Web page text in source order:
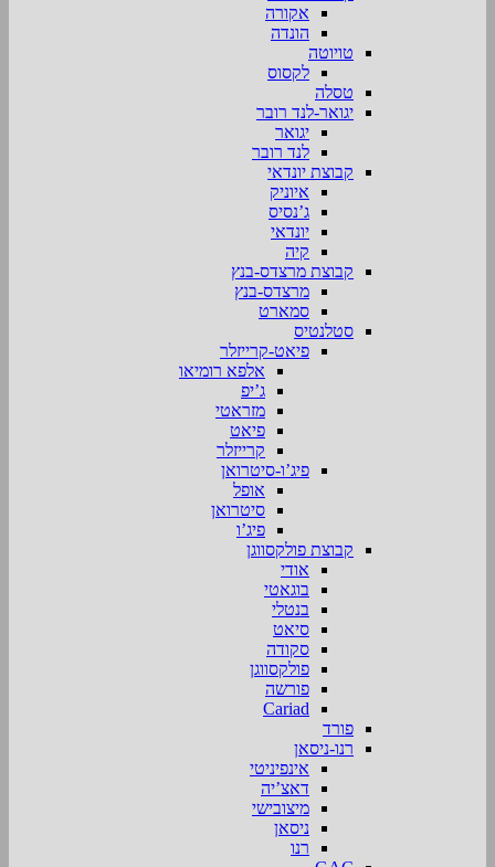
אקורה
הונדה
טויוטה
לקסוס
טסלה
יגואר-לנד רובר
יגואר
לנד רובר
קבוצת יונדאי
איוניק
ג’נסיס
יונדאי
קיה
קבוצת מרצדס-בנץ
מרצדס-בנץ
סמארט
סטלנטיס
פיאט-קרייזלר
אלפא רומיאו
ג’יפ
מזראטי
פיאט
קרייזלר
פיג’ו-סיטרואן
אופל
סיטרואן
פיג’ו
קבוצת פולקסווגן
אודי
בוגאטי
בנטלי
סיאט
סקודה
פולקסווגן
פורשה
Cariad
פורד
רנו-ניסאן
אינפיניטי
דאצ’יה
מיצובישי
ניסאן
רנו